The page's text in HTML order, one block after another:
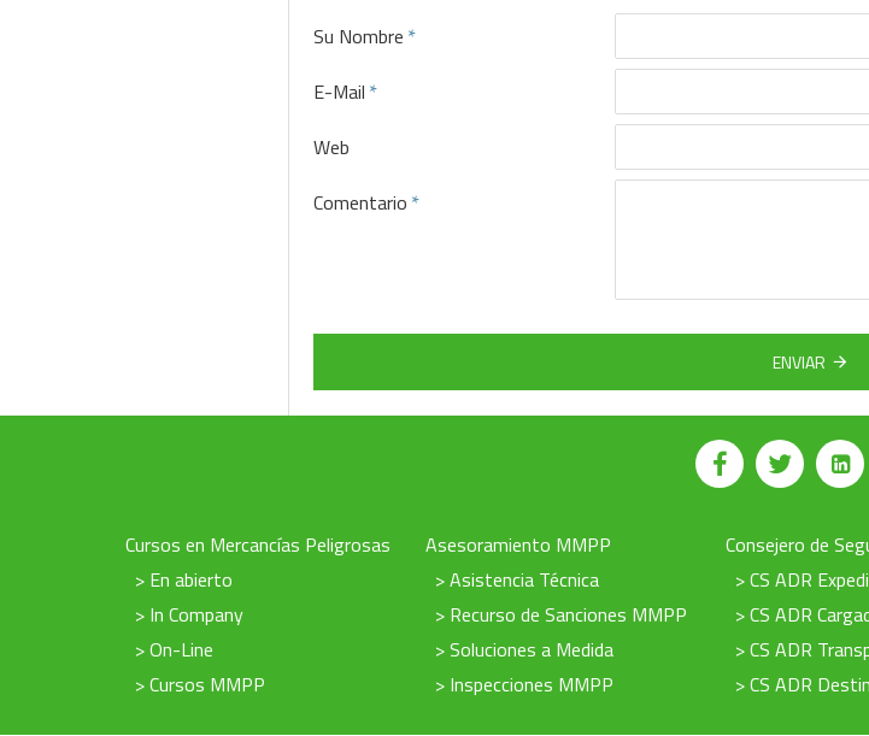
Su Nombre
E-Mail
Web
Comentario
ENVIAR
Cursos en Mercancías Peligrosas
> En abierto
> In Company
> On-Line
> Cursos MMPP
Asesoramiento MMPP
> Asistencia Técnica
> Recurso de Sanciones MMPP
> Soluciones a Medida
> Inspecciones MMPP
Consejero de
> CS ADR
> CS ADR
> CS ADR
> CS ADR